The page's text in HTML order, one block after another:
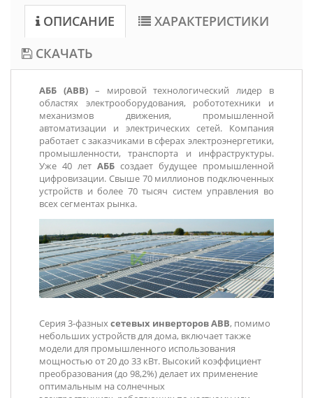
ОПИСАНИЕ
ХАРАКТЕРИСТИКИ
СКАЧАТЬ
АББ (ABB) – мировой технологический лидер в
областях электрооборудования, робототехники и
механизмов движения, промышленной
автоматизации и электрических сетей. Компания
работает с заказчиками в сферах электроэнергетики,
промышленности, транспорта и инфраструктуры.
Уже 40 лет АББ создает будущее промышленной
цифровизации. Свыше 70 миллионов подключенных
устройств и более 70 тысяч систем управления во
всех сегментах рынка.
Серия 3-фазныхсетевых инверторов ABB, помимо
небольших устройств для дома, включает также
модели для промышленного использования
мощностью от 20 до 33 кВт. Высокий коэффициент
преобразования (до 98,2%) делает их применение
оптимальным на солнечных